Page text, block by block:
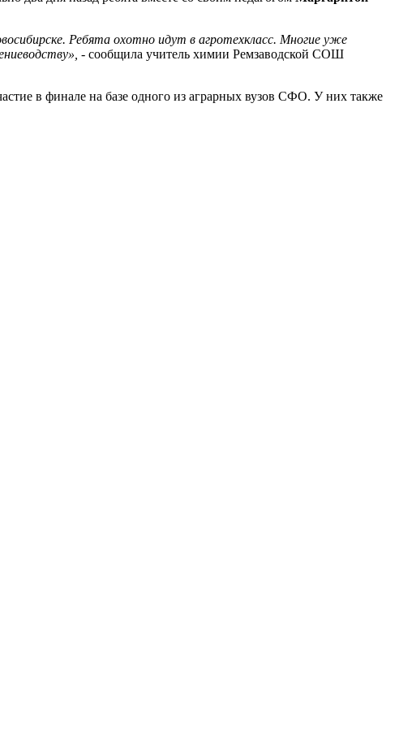
Ребята охотно идут в агротехкласс. Многие уже
- сообщила учитель химии Ремзаводской СОШ
в финале на базе одного из аграрных вузов СФО. У них также